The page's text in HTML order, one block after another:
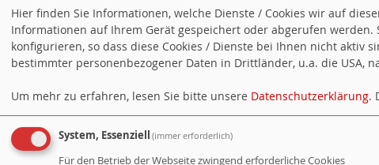
Hier finden Sie Informationen, welche Dienste / Cookies wir auf
Informationen auf Ihrem Gerät gespeichert oder abgerufen
konfigurieren, so dass diese Cookies / Dienste bei Ihnen nicht
bestimmter personenbezogener Daten in Drittländer, u.a. die USA,
Um mehr zu erfahren, lesen Sie bitte unsere Datenschutzerklärung.
System, Essenziell (immer erforderlich)
Für den Betrieb der Webseite zwingend erforderliche Cookies